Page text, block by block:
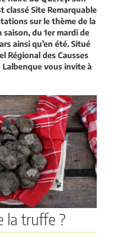
classé Site Remarquable
sur le thème de la
du 1er mardi de
ainsi qu’en été. Situé
Régional des Causses
Lalbenque vous invite à
la truffe ?